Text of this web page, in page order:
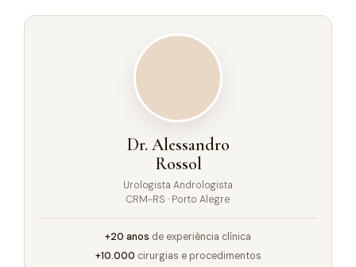
Dr. Alessandro
Rossol
Urologista Andrologista
CRM-RS · Porto Alegre
+20 anos de experiência clínica
+10.000 cirurgias e procedimentos